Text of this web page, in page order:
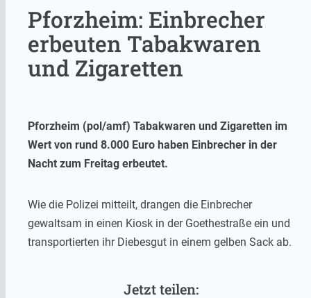
Pforzheim: Einbrecher
erbeuten Tabakwaren
und Zigaretten
Pforzheim (pol/amf) Tabakwaren und Zigaretten im
Wert von rund 8.000 Euro haben Einbrecher in der
Nacht zum Freitag erbeutet.
Wie die Polizei mitteilt, drangen die Einbrecher
gewaltsam in einen Kiosk in der Goethestraße ein und
transportierten ihr Diebesgut in einem gelben Sack ab.